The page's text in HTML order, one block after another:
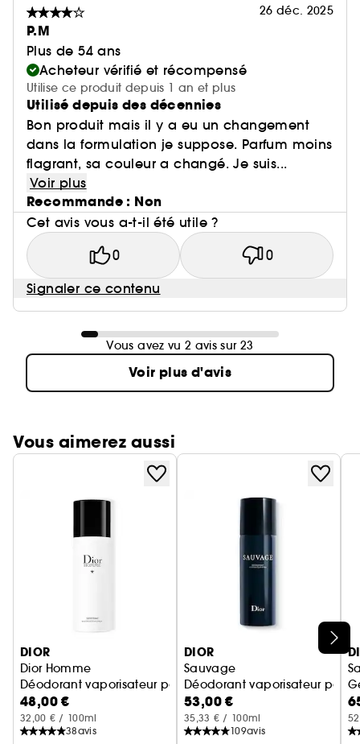
26 déc. 2025
P.M
Plus de 54 ans
Acheteur vérifié et récompensé
Utilise ce produit depuis 1 an et plus
Utilisé depuis des décennies
Bon produit mais il y a eu un changement
dans la formulation je suppose. Parfum moins
flagrant, sa couleur a changé. Je suis...
Voir plus
Recommande : Non
Cet avis vous a-t-il été utile ?
0 0
Signaler ce contenu
Vous avez vu 2 avis sur 23
Voir plus d'avis
Vous aimerez aussi
Ignorer le carrousel produits
DIOR
Dior Homme
Déodorant vaporisateur pour homme - Déodorant
48,00 €
32,00 € / 100ml
38avis
DIOR
Sauvage
Déodorant vaporisateur pour
53,00 €
35,33 € / 100ml
109avis